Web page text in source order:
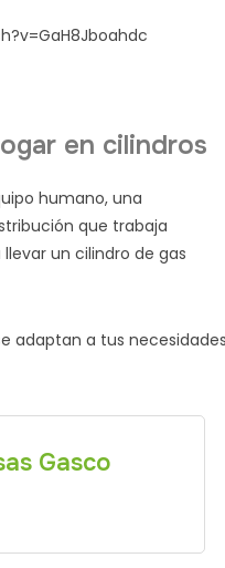
en cilindros
humano, una
que trabaja
un cilindro de gas
adaptan a tus
Gasco